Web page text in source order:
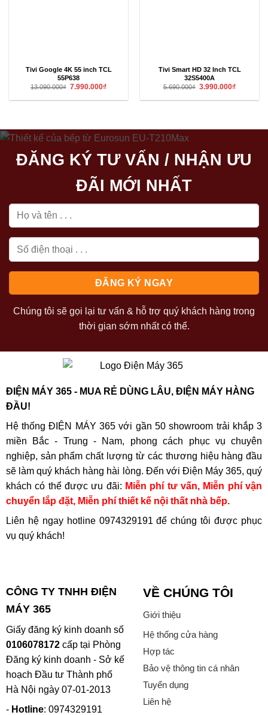
Tivi Google 4K 55 inch TCL
55P638
13.090.000₫ Giá
là:
7.990.000₫Giá
tại
Tivi Smart HD 32 Inch TCL
32S5400A
5.690.000₫ Giá
là:
3.990.000₫Giá
tại
ĐĂNG KÝ TƯ VẤN / NHẬN ƯU
ĐÃI MỚI NHẤT
Chúng tôi sẽ gọi lại tư vấn & hỗ trợ quý khách hàng trong
thời gian sớm nhất có thể.
ĐIỆN MÁY 365 - MUA RẺ DÙNG LÂU, ĐIỆN MÁY HÀNG
ĐẦU!
Hệ thống ĐIỆN MÁY 365 với gần 50 showroom trải khắp 3
miền Bắc - Trung - Nam, phong cách phục vụ chuyên
nghiệp, sản phẩm chất lượng từ các thương hiệu hàng đầu
sẽ làm quý khách hàng hài lòng. Đến với Điện Máy 365, quý
khách có thể được ưu đãi: Miễn phí tư vấn, Miễn phí vận
chuyển lắp đặt, Miễn phí thiết kế nội thất nhà bếp.
Liên hệ ngay hotline 0974329191 để chúng tôi được phục
vụ quý khách!
CÔNG TY TNHH ĐIỆN
MÁY 365
Giấy đăng ký kinh doanh số
0106078172cấp tại Phòng
Đăng ký kinh doanh - Sở kế
hoạch Đầu tư Thành phố
Hà Nội ngày 07-01-2013
- Hotline: 0974329191
VỀ CHÚNG TÔI
Giới thiệu
Hệ thống cửa hàng
Hợp tác
Bảo vệ thông tin cá nhân
Tuyển dụng
Liên hệ